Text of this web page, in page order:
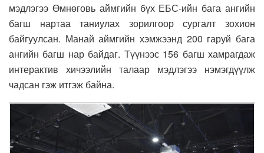
мэдлэгээ Өмнөговь аймгийн бүх ЕБС-ийн бага ангийн
багш нартаа таниулах зорилгоор сургалт зохион
байгуулсан. Манай аймгийн хэмжээнд 200 гаруй бага
ангийн багш нар байдаг. Түүнээс 156 багш хамрагдаж
интерактив хичээлийн талаар мэдлэгээ нэмэгдүүлж
чадсан гэж итгэж байна.